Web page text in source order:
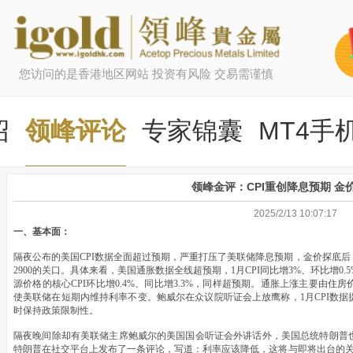
您访问的是香港地区网站 投资有风险 交易需谨慎
领峰评论 专家锦囊 MT4手
领峰金评：CPI重创降息预期 金
2025/2/13 10:07:17
一、基本面：
隔夜公布的美国CPI数据全面超过预期，严重打压了美联储降息预期，金价探底
2900的关口。具体来看，美国通胀数据全线超预期，1月CPI同比增3%、环比增
源价格的核心CPI环比增0.4%、同比增3.3%，同样超预期。通胀上涨主要由住
使美联储在短期内维持利率不变。鲍威尔在众议院听证会上放鹰称，1月CPI数
时保持政策限制性。
隔夜晚间除却有美联储主席鲍威尔的美国国会听证会外讲话外，美国总统特朗
特朗普在社交平台上发布了一条评论，写道：利率应该降低，这将与即将出台的